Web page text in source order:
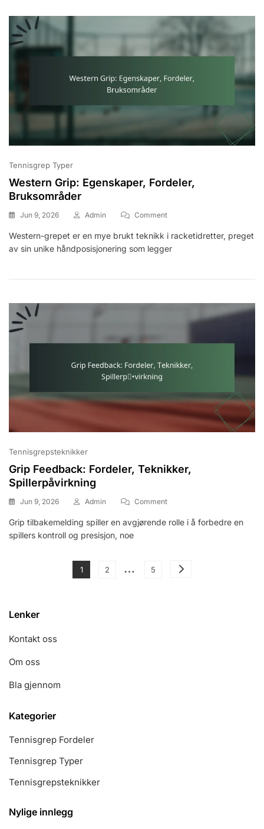
Tennisgrep Typer
Western Grip: Egenskaper, Fordeler,
Bruksområder
Jun 9, 2026 Admin CommentOn
Grip:
Egenskaper,
Western-grepet er en mye brukt teknikk i racketidretter, preget
av sin unike håndposisjonering som legger
Tennisgrepsteknikker
Grip Feedback: Fordeler, Teknikker,
Spillerpåvirkning
Jun 9, 2026 Admin CommentOn
Feedback:
Grip tilbakemelding spiller en avgjørende rolle i å forbedre en
spillers kontroll og presisjon, noe
Posts
Page
1 Page
2 … Page
5
Lenker
Kontakt oss
Om oss
Bla gjennom
Kategorier
Tennisgrep Fordeler
Tennisgrep Typer
Tennisgrepsteknikker
Nylige innlegg